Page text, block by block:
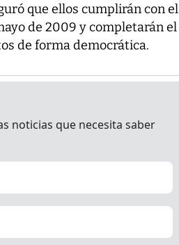
que ellos cumplirán con el
de 2009 y completarán el
de forma democrática.